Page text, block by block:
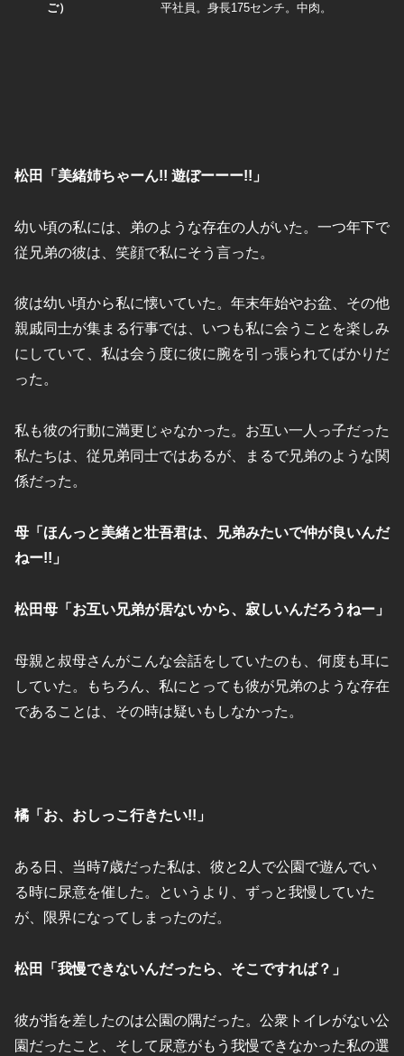
ご）
平社員。身長175センチ。中肉。
松田「美緒姉ちゃーん!! 遊ぼーーー!!」
幼い頃の私には、弟のような存在の人がいた。一つ年下で
従兄弟の彼は、笑顔で私にそう言った。
彼は幼い頃から私に懐いていた。年末年始やお盆、その他
親戚同士が集まる行事では、いつも私に会うことを楽しみ
にしていて、私は会う度に彼に腕を引っ張られてばかりだ
った。
私も彼の行動に満更じゃなかった。お互い一人っ子だった
私たちは、従兄弟同士ではあるが、まるで兄弟のような関
係だった。
母「ほんっと美緒と壮吾君は、兄弟みたいで仲が良いんだ
ねー!!」
松田母「お互い兄弟が居ないから、寂しいんだろうねー」
母親と叔母さんがこんな会話をしていたのも、何度も耳に
していた。もちろん、私にとっても彼が兄弟のような存在
であることは、その時は疑いもしなかった。
橘「お、おしっこ行きたい!!」
ある日、当時7歳だった私は、彼と2人で公園で遊んでい
る時に尿意を催した。というより、ずっと我慢していた
が、限界になってしまったのだ。
松田「我慢できないんだったら、そこですれば？」
彼が指を差したのは公園の隅だった。公衆トイレがない公
園だったこと、そして尿意がもう我慢できなかった私の選